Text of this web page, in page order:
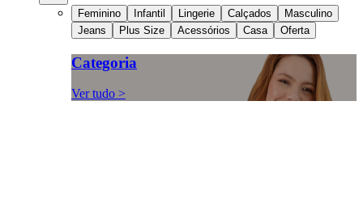
Feminino Infantil Lingerie Calçados
Masculino
Jeans
Plus Size Acessórios Casa Oferta
Categoria
Ver tudo >